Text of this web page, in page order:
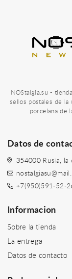
NOStalgia.su -
sellos postales de la
porcelana de
Datos de
354000 Rusia, la
+7(950)591-52-
Informacion
Sobre la tienda
La entrega
Datos de contacto